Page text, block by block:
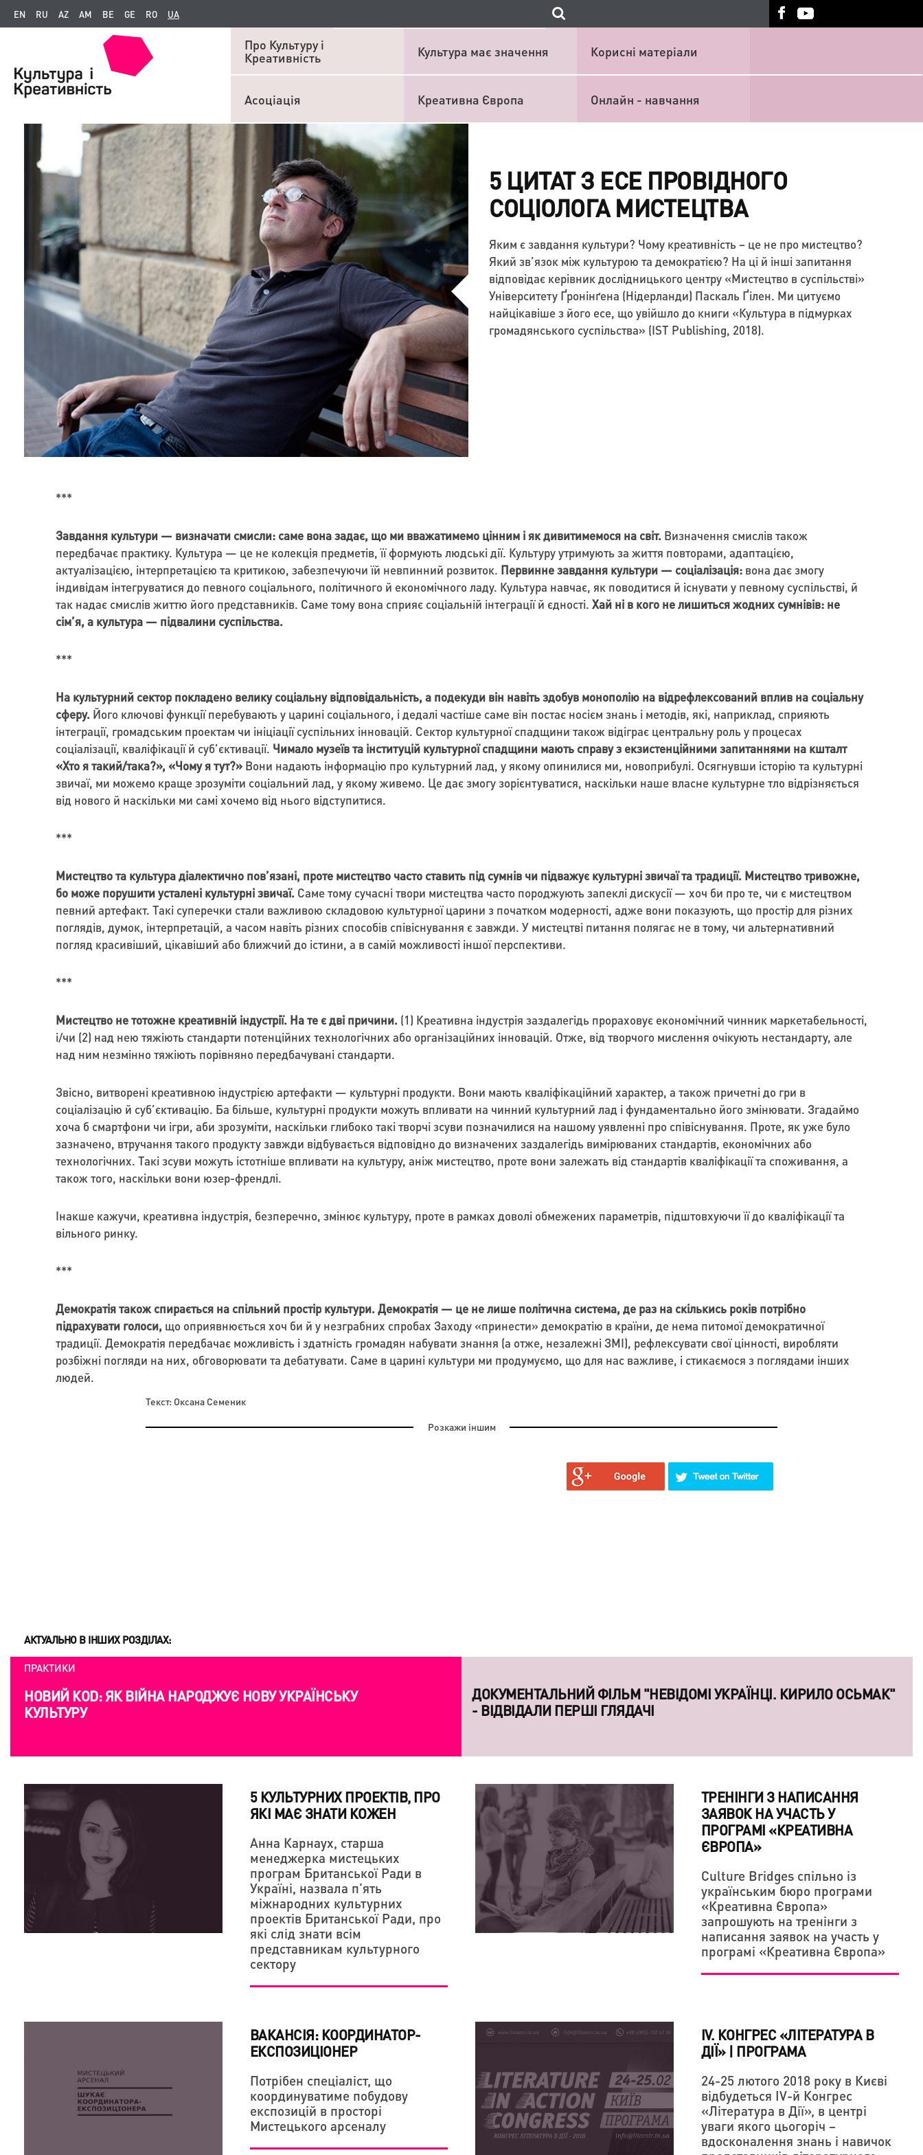
EN RU AZ AM BE GE RO UA
Про Культуру і
Креативність
Культура має значення Корисні матеріали
Асоціація Креативна Європа Онлайн - навчання
5 ЦИТАТ З ЕСЕ ПРОВІДНОГО
СОЦІОЛОГА МИСТЕЦТВА
Яким є завдання культури? Чому креативність – це не про мистецтво?
Який зв’язок між культурою та демократією? На ці й інші запитання
відповідає керівник дослідницького центру «Мистецтво в суспільстві»
Університету Ґронінґена (Нідерланди) Паскаль Ґілен. Ми цитуємо
найцікавіше з його есе, що увійшло до книги «Культура в підмурках
громадянського суспільства» (IST Publishing, 2018).
***
Завдання культури — визначати смисли: саме вона задає, що ми вважатимемо цінним і як дивитимемося на світ. Визначення смислів також
передбачає практику. Культура — це не колекція предметів, її формують людські дії. Культуру утримують за життя повторами, адаптацією,
актуалізацією, інтерпретацією та критикою, забезпечуючи їй невпинний розвиток. Первинне завдання культури — соціалізація:вона дає змогу
індивідам інтегруватися до певного соціального, політичного й економічного ладу. Культура навчає, як поводитися й існувати у певному суспільстві, й
так надає смислів життю його представників. Саме тому вона сприяє соціальній інтеграції й єдності. Хай ні в кого не лишиться жодних сумнівів: не
сім’я, а культура — підвалини суспільства.
***
На культурний сектор покладено велику соціальну відповідальність, а подекуди він навіть здобув монополію на відрефлексований вплив на соціальну
сферу. Його ключові функції перебувають у царині соціального, і дедалі частіше саме він постає носієм знань і методів, які, наприклад, сприяють
інтеграції, громадським проектам чи ініціації суспільних інновацій. Сектор культурної спадщини також відіграє центральну роль у процесах
соціалізації, кваліфікації й суб’єктивації. Чимало музеїв та інституцій культурної спадщини мають справу з екзистенційними запитаннями на кшталт
«Хто я такий/така?», «Чому я тут?»Вони надають інформацію про культурний лад, у якому опинилися ми, новоприбулі. Осягнувши історію та культурні
звичаї, ми можемо краще зрозуміти соціальний лад, у якому живемо. Це дає змогу зорієнтуватися, наскільки наше власне культурне тло відрізняється
від нового й наскільки ми самі хочемо від нього відступитися.
***
Мистецтво та культура діалектично пов’язані, проте мистецтво часто ставить під сумнів чи підважує культурні звичаї та традиції. Мистецтво тривожне,
бо може порушити усталені культурні звичаї. Саме тому сучасні твори мистецтва часто породжують запеклі дискусії — хоч би про те, чи є мистецтвом
певний артефакт. Такі суперечки стали важливою складовою культурної царини з початком модерності, адже вони показують, що простір для різних
поглядів, думок, інтерпретацій, а часом навіть різних способів співіснування є завжди. У мистецтві питання полягає не в тому, чи альтернативний
погляд красивіший, цікавіший або ближчий до істини, а в самій можливості іншої перспективи.
***
Мистецтво не тотожне креативній індустрії. На те є дві причини. (1) Креативна індустрія заздалегідь прораховує економічний чинник маркетабельності,
і/чи (2) над нею тяжіють стандарти потенційних технологічних або організаційних інновацій. Отже, від творчого мислення очікують нестандарту, але
над ним незмінно тяжіють порівняно передбачувані стандарти.
Звісно, витворені креативною індустрією артефакти — культурні продукти. Вони мають кваліфікаційний характер, а також причетні до гри в
соціалізацію й суб’єктивацію. Ба більше, культурні продукти можуть впливати на чинний культурний лад і фундаментально його змінювати. Згадаймо
хоча б смартфони чи ігри, аби зрозуміти, наскільки глибоко такі творчі зсуви позначилися на нашому уявленні про співіснування. Проте, як уже було
зазначено, втручання такого продукту завжди відбувається відповідно до визначених заздалегідь вимірюваних стандартів, економічних або
технологічних. Такі зсуви можуть істотніше впливати на культуру, аніж мистецтво, проте вони залежать від стандартів кваліфікації та споживання, а
також того, наскільки вони юзер-френдлі.
Інакше кажучи, креативна індустрія, безперечно, змінює культуру, проте в рамках доволі обмежених параметрів, підштовхуючи її до кваліфікації та
вільного ринку.
***
Демократія також спирається на спільний простір культури. Демократія — це не лише політична система, де раз на скількись років потрібно
підрахувати голоси, що оприявнюється хоч би й у незграбних спробах Заходу «принести» демократію в країни, де нема питомої демократичної
традиції. Демократія передбачає можливість і здатність громадян набувати знання (а отже, незалежні ЗМІ), рефлексувати свої цінності, виробляти
розбіжні погляди на них, обговорювати та дебатувати. Саме в царині культури ми продумуємо, що для нас важливе, і стикаємося з поглядами інших
людей.
Текст: Оксана Семеник
Розкажи іншим
АКТУАЛЬНО В ІНШИХ РОЗДІЛАХ:
НОВИЙ КОD: ЯК ВІЙНА НАРОДЖУЄ НОВУ УКРАЇНСЬКУ
КУЛЬТУРУ
ПРАКТИКИ
УКРАЇНСЬКА ПРЕМ'ЄРА ФІЛЬМУ "ДІТИ У ВОГНІ" ВРАЗИЛА
ВІДВІДУВАЧІВ ОМКФ
ДОКУМЕНТАЛЬНИЙ ФІЛЬМ "НЕВІДОМІ УКРАЇНЦІ. КИРИЛО ОСЬМАК"
- ВІДВІДАЛИ ПЕРШІ ГЛЯДАЧІ
КАТАЛОГ ВІЗАНТІЙСЬКИХ ТА ДАВНЬОРУСЬКИХ ПЕЧАТОК
ПРЕЗЕНТОВАНО В КИЄВІ
5 КУЛЬТУРНИХ ПРОЕКТІВ, ПРО
ЯКІ МАЄ ЗНАТИ КОЖЕН
Анна Карнаух, старша
менеджерка мистецьких
програм Британської Ради в
Україні, назвала п’ять
міжнародних культурних
проектів Британської Ради, про
які слід знати всім
представникам культурного
сектору
TРЕНІНГИ З НАПИСАННЯ
ЗАЯВОК НА УЧАСТЬ У
ПРОГРАМІ «КРЕАТИВНА
ЄВРОПА»
Culture Bridges спільно із
українським бюро програми
«Креативна Європа»
запрошують на тренінги з
написання заявок на участь у
програмі «Креативна Європа»
ВАКАНСІЯ: КООРДИНАТОР-
ЕКСПОЗИЦІОНЕР
Потрібен спеціаліст, що
координуватиме побудову
експозицій в просторі
Мистецького арсеналу
IV. КОНГРЕС «ЛІТЕРАТУРА В
ДІЇ» | ПРОГРАМА
24-25 лютого 2018 року в Києві
відбудеться IV-й Конгрес
«Література в Дії», в центрі
уваги якого цьогоріч –
вдосконалення знань і навичок